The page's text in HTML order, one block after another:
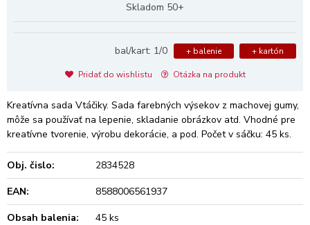
Skladom 50+
bal/kart: 1/0 + balenie + kartón
Pridať do wishlistu Otázka na produkt
Kreatívna sada Vtáčiky. Sada farebných výsekov z machovej gumy,
môže sa používať na lepenie, skladanie obrázkov atd. Vhodné pre
kreatívne tvorenie, výrobu dekorácie, a pod. Počet v sáčku: 45 ks.
Obj. čislo:
2834528
EAN:
8588006561937
Obsah balenia:
45 ks